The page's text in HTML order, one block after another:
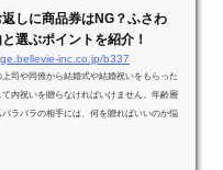
しに商品券はNG？ふさわ
選ぶポイントを紹介！
inc.co.jp/b337
司や同僚から結婚式や結婚祝いをもらった
て内祝いを贈らなければいけません。年齢層
バラバラの相手には、何を贈ればいいのか悩